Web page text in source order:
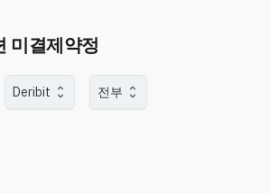
미결제약정
Deribit 전부